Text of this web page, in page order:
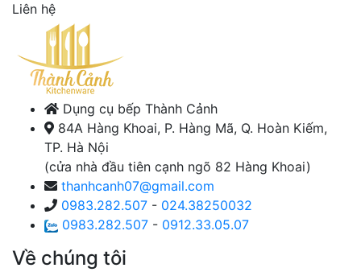
Liên hệ
Dụng cụ bếp Thành Cảnh
84A Hàng Khoai, P. Hàng Mã, Q. Hoàn Kiếm,
TP. Hà Nội
(cửa nhà đầu tiên cạnh ngõ 82 Hàng Khoai)
thanhcanh07@gmail.com
0983.282.507 - 024.38250032
0983.282.507 - 0912.33.05.07
Về chúng tôi